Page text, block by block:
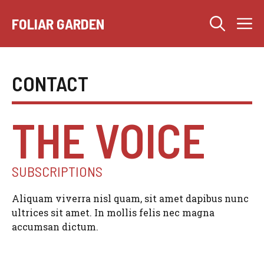
FOLIAR GARDEN
CONTACT
THE VOICE
SUBSCRIPTIONS
Aliquam viverra nisl quam, sit amet dapibus nunc
ultrices sit amet. In mollis felis nec magna
accumsan dictum.